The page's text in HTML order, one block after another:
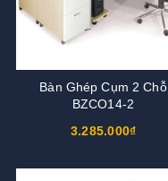
Bàn Ghép Cụm 2 Chỗ
BZCO14-2
3.285.000₫